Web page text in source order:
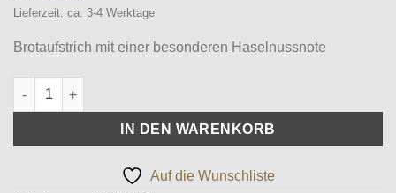
Lieferzeit: ca. 3-4 Werktage
Brotaufstrich mit einer besonderen Haselnussnote
Brotaufstrich -Haselnusscreme- Menge
IN DEN WARENKORB
Auf die Wunschliste